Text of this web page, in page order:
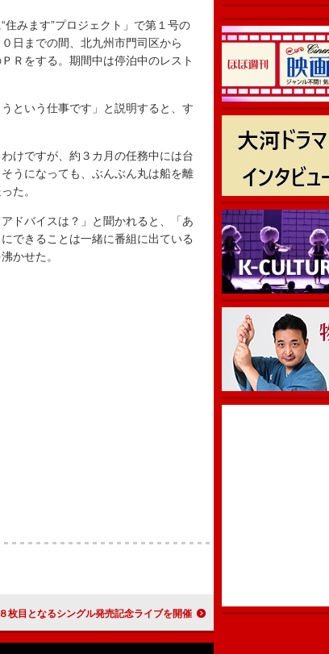
みます”プロジェクト」で第１号の
日までの間、北九州市門司区から
Ｒをする。期間中は停泊中のレスト
という仕事です」と説明すると、す
けですが、約３カ月の任務中には台
うになっても、ぶんぶん丸は船を離
た。
ドバイスは？」と聞かれると、「あ
できることは一緒に番組に出ている
かせた。
松田聖子がすごく刺激になる」 ６８枚目となるシングル発売記念ライブを開催